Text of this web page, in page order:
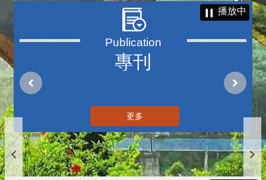
專刊
播放中
更多